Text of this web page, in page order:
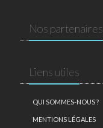
Nos partenaires
Liens utiles
QUI SOMMES-NOUS ?
MENTIONS LÉGALES